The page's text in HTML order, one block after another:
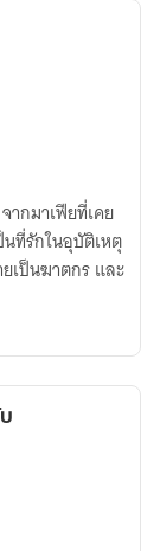
ากมาเฟียที่เคย
ที่รักในอุบัติเหตุ
เป็นฆาตกร และ